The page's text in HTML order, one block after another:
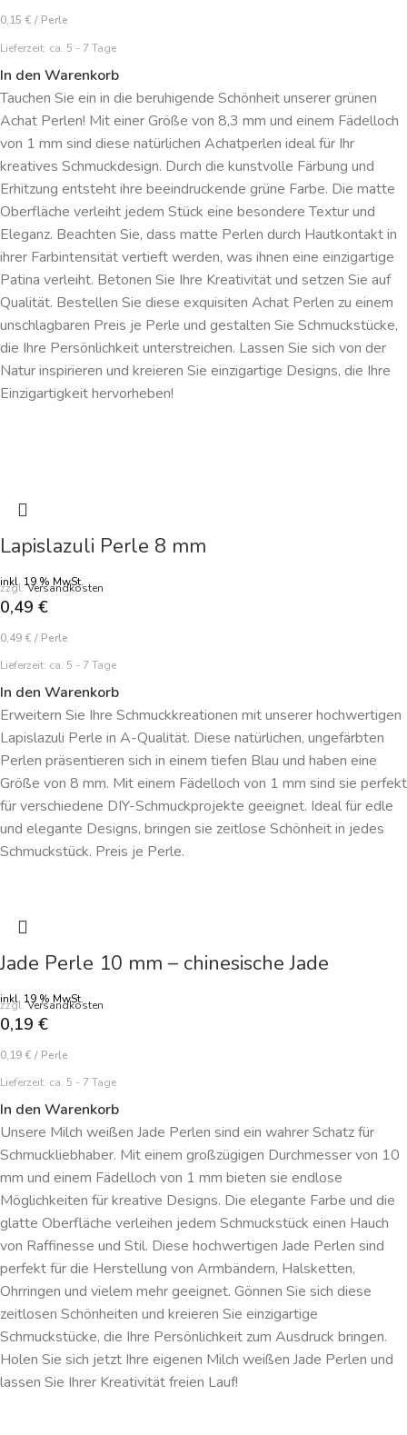
0,15 € / Perle
Lieferzeit: ca. 5 - 7 Tage
In den Warenkorb
Tauchen Sie ein in die beruhigende Schönheit unserer grünen
Achat Perlen! Mit einer Größe von 8,3 mm und einem Fädelloch
von 1 mm sind diese natürlichen Achatperlen ideal für Ihr
kreatives Schmuckdesign. Durch die kunstvolle Färbung und
Erhitzung entsteht ihre beeindruckende grüne Farbe. Die matte
Oberfläche verleiht jedem Stück eine besondere Textur und
Eleganz. Beachten Sie, dass matte Perlen durch Hautkontakt in
ihrer Farbintensität vertieft werden, was ihnen eine einzigartige
Patina verleiht. Betonen Sie Ihre Kreativität und setzen Sie auf
Qualität. Bestellen Sie diese exquisiten Achat Perlen zu einem
unschlagbaren Preis je Perle und gestalten Sie Schmuckstücke,
die Ihre Persönlichkeit unterstreichen. Lassen Sie sich von der
Natur inspirieren und kreieren Sie einzigartige Designs, die Ihre
Einzigartigkeit hervorheben!
Lapislazuli Perle 8 mm
inkl. 19 % MwSt.
zzgl.Versandkosten
0,49 €
0,49 € / Perle
Lieferzeit: ca. 5 - 7 Tage
In den Warenkorb
Erweitern Sie Ihre Schmuckkreationen mit unserer hochwertigen
Lapislazuli Perle in A-Qualität. Diese natürlichen, ungefärbten
Perlen präsentieren sich in einem tiefen Blau und haben eine
Größe von 8 mm. Mit einem Fädelloch von 1 mm sind sie perfekt
für verschiedene DIY-Schmuckprojekte geeignet. Ideal für edle
und elegante Designs, bringen sie zeitlose Schönheit in jedes
Schmuckstück. Preis je Perle.
Jade Perle 10 mm – chinesische Jade
inkl. 19 % MwSt.
zzgl.Versandkosten
0,19 €
0,19 € / Perle
Lieferzeit: ca. 5 - 7 Tage
In den Warenkorb
Unsere Milch weißen Jade Perlen sind ein wahrer Schatz für
Schmuckliebhaber. Mit einem großzügigen Durchmesser von 10
mm und einem Fädelloch von 1 mm bieten sie endlose
Möglichkeiten für kreative Designs. Die elegante Farbe und die
glatte Oberfläche verleihen jedem Schmuckstück einen Hauch
von Raffinesse und Stil. Diese hochwertigen Jade Perlen sind
perfekt für die Herstellung von Armbändern, Halsketten,
Ohrringen und vielem mehr geeignet. Gönnen Sie sich diese
zeitlosen Schönheiten und kreieren Sie einzigartige
Schmuckstücke, die Ihre Persönlichkeit zum Ausdruck bringen.
Holen Sie sich jetzt Ihre eigenen Milch weißen Jade Perlen und
lassen Sie Ihrer Kreativität freien Lauf!